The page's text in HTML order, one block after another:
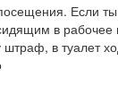
Если
в
в туалет